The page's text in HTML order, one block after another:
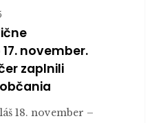
november.
zaplnili
18. november –